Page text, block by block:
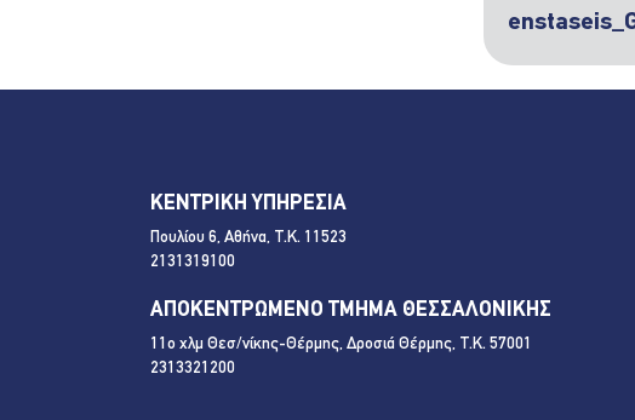
ΚΕΝΤΡΙΚΗ ΥΠΗΡΕΣΙΑ
Πουλίου 6, Αθήνα, Τ.Κ. 11523
2131319100
ΑΠΟΚΕΝΤΡΩΜΕΝΟ ΤΜΗΜΑ ΘΕΣΣΑΛΟΝΙΚΗΣ
11ο χλμ Θεσ/νίκης-Θέρμης, Δροσιά Θέρμης, Τ.Κ. 57001
2313321200